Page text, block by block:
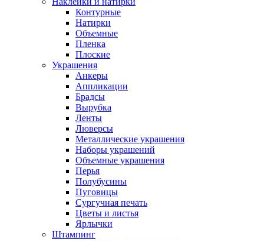
Контурные
Натирки
Объемные
Пленка
Плоские
Украшения
Анкеры
Аппликации
Брадсы
Вырубка
Ленты
Люверсы
Металлические украшения
Наборы украшений
Объемные украшения
Перья
Полубусины
Пуговицы
Сургучная печать
Цветы и листья
Ярлычки
Штампинг